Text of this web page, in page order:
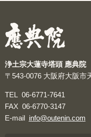
つぶやき
浄土宗大蓮寺塔頭 應典院
〒543-0076 大阪府大阪市
TEL 06-6771-7641
FAX 06-6770-3147
E-mail info@outenin.com